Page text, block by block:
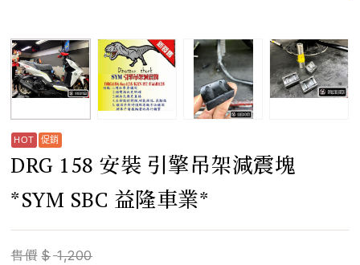
DRG 158 安裝 引擎吊架減震塊
*SYM SBC 益隆車業*
售價 $ 1,200